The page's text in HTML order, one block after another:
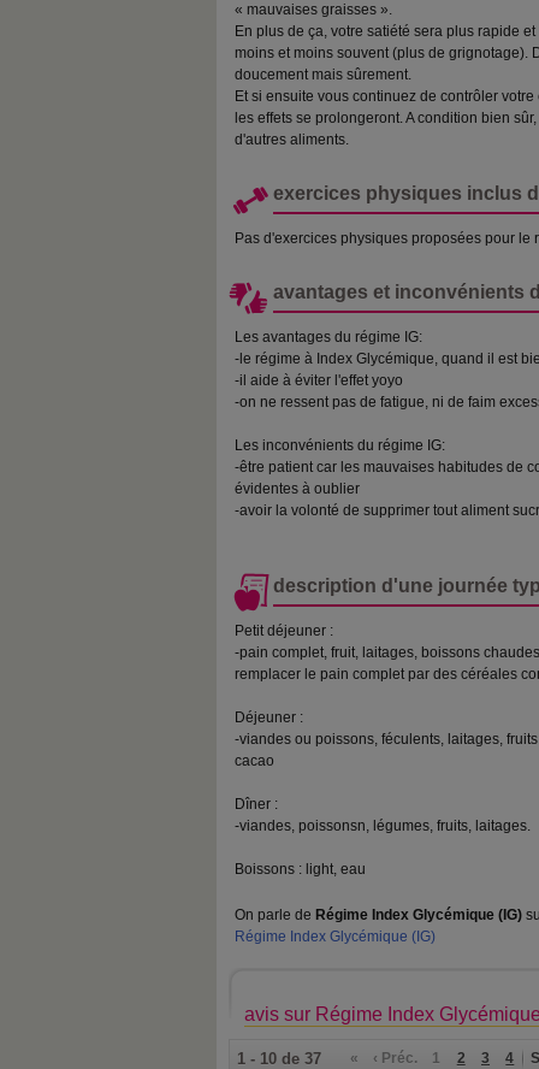
« mauvaises graisses ».
En plus de ça, votre satiété sera plus rapide
moins et moins souvent (plus de grignotage).
doucement mais sûrement.
Et si ensuite vous continuez de contrôler
les effets se prolongeront. A condition bien
d'autres aliments.
exercices physiques inclus
Pas d'exercices physiques proposées pour le
avantages et inconvénients
Les avantages du régime IG:
-le régime à Index Glycémique, quand il est
-il aide à éviter l'effet yoyo
-on ne ressent pas de fatigue, ni de faim
Les inconvénients du régime IG:
-être patient car les mauvaises habitudes de
évidentes à oublier
-avoir la volonté de supprimer tout aliment
description d'une journée
Petit déjeuner :
-pain complet, fruit, laitages, boissons
remplacer le pain complet par des céréales
Déjeuner :
-viandes ou poissons, féculents, laitages,
cacao
Dîner :
-viandes, poissonsn, légumes, fruits, laitages.
Boissons : light, eau
On parle de Régime Index Glycémique (IG)
Régime Index Glycémique (IG)
avis sur Régime Index
1 - 10 de 37 « ‹ Préc. 1 2 3 4